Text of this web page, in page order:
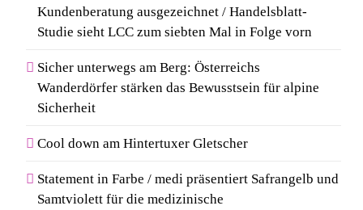
Kundenberatung ausgezeichnet / Handelsblatt-
Studie sieht LCC zum siebten Mal in Folge vorn
Sicher unterwegs am Berg: Österreichs
Wanderdörfer stärken das Bewusstsein für alpine
Sicherheit
Cool down am Hintertuxer Gletscher
Statement in Farbe / medi präsentiert Safrangelb und
Samtviolett für die medizinische